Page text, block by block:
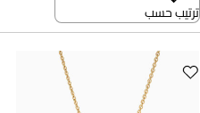
ترتيب حسب